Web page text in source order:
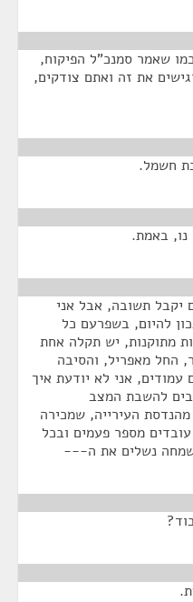
שאמר סמנכ"ל הפיקוח,
את זה ואתם צודקים,
חשמל.
נו, באמת.
יקבל תשובה, אבל אני
להיום, בשפרעם כל
מתוקנות, יש תקלה אחת
החל מאפריל, והסיבה
אני לא יודעת איך
להשבת המצב
העירייה, שמכירה
מספר פעמים ובכל
נשלים את ה---